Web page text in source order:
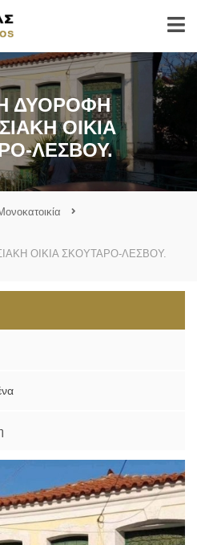
ΔΥΟΡΟΦΗ
ΟΙΚΙΑ
ΛΕΣΒΟΥ.
ΟΙΚΙΑ ΣΚΟΥΤΑΡΟ-ΛΕΣΒΟΥ.